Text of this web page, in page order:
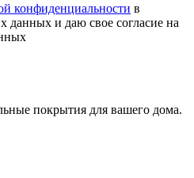
конфиденциальности в
данных и даю свое согласие на
покрытия для вашего дома.